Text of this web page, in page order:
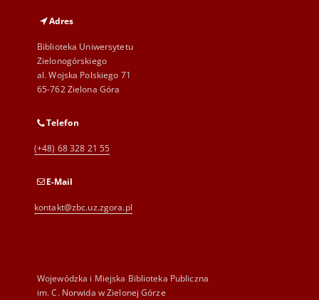
Adres
Biblioteka Uniwersytetu
Zielonogórskiego
al. Wojska Polskiego 71
65-762 Zielona Góra
Telefon
(+48) 68 328 21 55
E-Mail
kontakt@zbc.uz.zgora.pl
Wojewódzka i Miejska Biblioteka Publiczna
im. C. Norwida w Zielonej Górze